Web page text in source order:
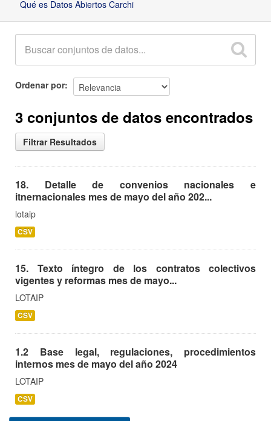
Qué es Datos Abiertos Carchi
Ordenar por
3 conjuntos de datos encontrados
Filtrar Resultados
18. Detalle de convenios nacionales e
itnernacionales mes de mayo del año 202...
lotaip
CSV
15. Texto íntegro de los contratos colectivos
vigentes y reformas mes de mayo...
LOTAIP
CSV
1.2 Base legal, regulaciones, procedimientos
internos mes de mayo del año 2024
LOTAIP
CSV